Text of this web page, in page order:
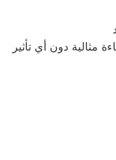
مثالية دون أي تأثير